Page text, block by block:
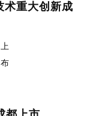
术重大创新成